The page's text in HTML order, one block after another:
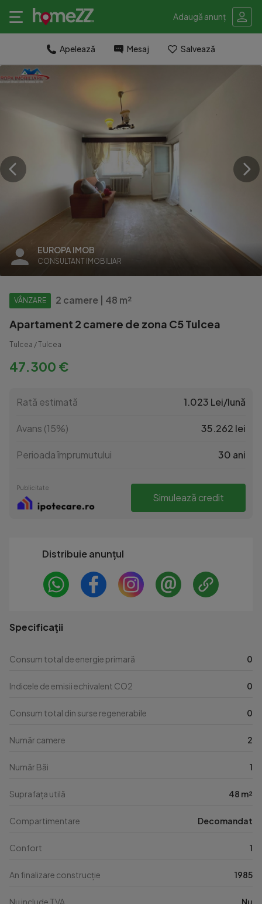
Adaugă anunț
Apelează Mesaj Salvează
EUROPA IMOB
CONSULTANT IMOBILIAR
VÂNZARE 2 camere | 48 m²
Apartament 2 camere de zona C5 Tulcea
Tulcea / Tulcea
47.300 €
Rată estimată 1.023 Lei/lună
Avans (15%) 35.262 lei
Perioada împrumutului 30 ani
Publicitate
Simulează credit
Distribuie anunțul
Specificații
Consum total de energie primară 0
Indicele de emisii echivalent CO2 0
Consum total din surse regenerabile 0
Număr camere 2
Număr Băi 1
Suprafața utilă 48 m²
Compartimentare Decomandat
Confort 1
An finalizare construcție 1985
Nu include TVA Nu